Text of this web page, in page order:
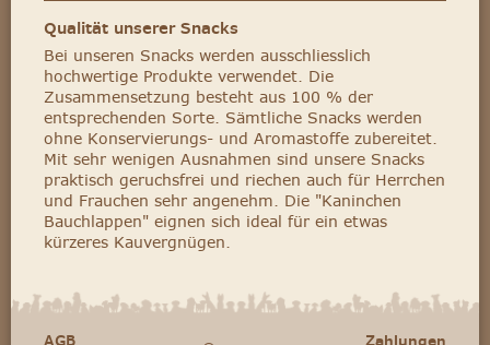
Qualität unserer Snacks
Bei unseren Snacks werden ausschliesslich
hochwertige Produkte verwendet. Die
Zusammensetzung besteht aus 100 % der
entsprechenden Sorte. Sämtliche Snacks werden
ohne Konservierungs- und Aromastoffe zubereitet.
Mit sehr wenigen Ausnahmen sind unsere Snacks
praktisch geruchsfrei und riechen auch für Herrchen
und Frauchen sehr angenehm. Die "Kaninchen
Bauchlappen" eignen sich ideal für ein etwas
kürzeres Kauvergnügen.
AGB Zahlungen